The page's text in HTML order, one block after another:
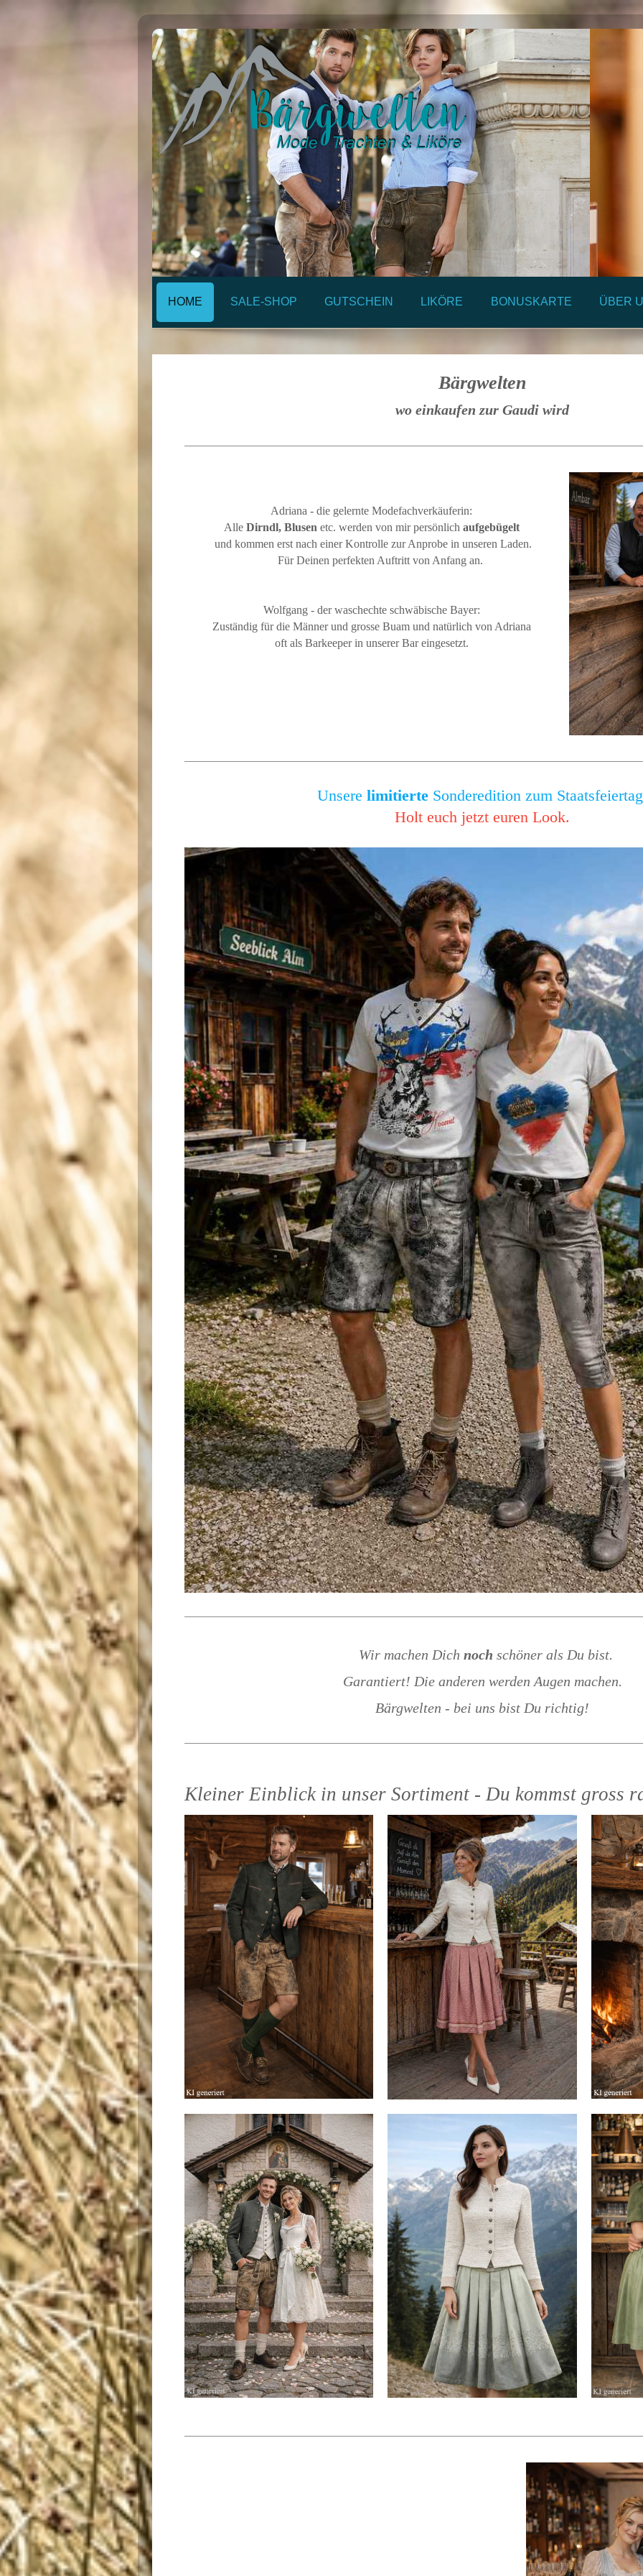
HOME SALE-SHOP GUTSCHEIN LIKÖRE BONUSKARTE ÜBER
Bärgwelten
wo einkaufen zur Gaudi wird
Adriana - die gelernte Modefachverkäuferin:
Alle Dirndl, Blusen etc. werden von mir persönlich aufgebügelt
und kommen erst nach einer Kontrolle zur Anprobe in unseren Laden.
Für Deinen perfekten Auftritt von Anfang an.
Wolfgang - der waschechte schwäbische Bayer:
Zuständig für die Männer und grosse Buam und natürlich von Adriana
oft als Barkeeper in unserer Bar eingesetzt.
Unsere limitierte Sonderedition zum
Holt euch jetzt euren Look.
Wir machen Dich noch schöner als Du bist.
Garantiert! Die anderen werden Augen machen.
Bärgwelten - bei uns bist Du richtig!
Kleiner Einblick in unser Sortiment - Du kommst gross